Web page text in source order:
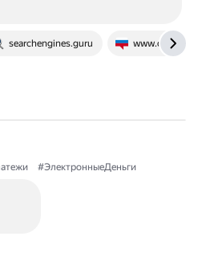
searchengines.guru www.otzyvru.com
#ЭлектронныеДеньги